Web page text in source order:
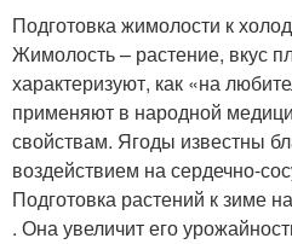
Подготовка жимолости к
Жимолость – растение, вкус
характеризуют, как «на
применяют в народной
свойствам. Ягоды известны
воздействием на сердечно-
Подготовка растений к зиме
. Она увеличит его